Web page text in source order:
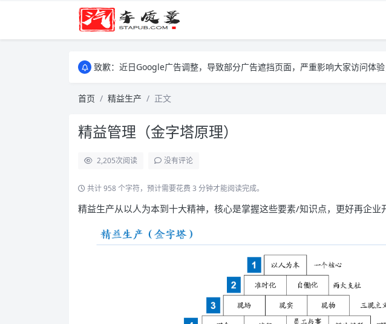
致歉：近日Google广告调整，导致部分广告遮挡页面，严重影响大家访问体
致歉：近日Google广告调整，导致部分广告遮挡页面，严重影响大家访问体
首页 精益生产 正文
精益管理（金字塔原理）
2,205次阅读 没有评论
共计 958 个字符，预计需要花费 3 分钟才能阅读完成。
精益生产从以人为本到十大精神，核心是掌握这些要素/知识点，更好再企业